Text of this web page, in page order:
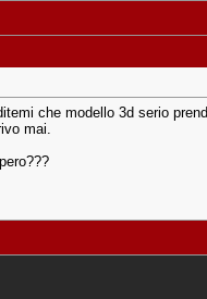
che modello 3d serio
mai.